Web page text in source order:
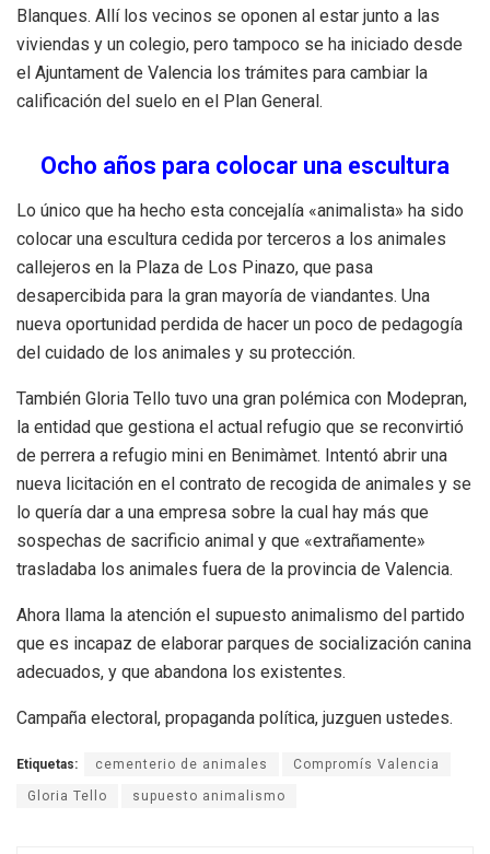
Blanques. Allí los vecinos se oponen al estar junto a las
viviendas y un colegio, pero tampoco se ha iniciado desde
el Ajuntament de Valencia los trámites para cambiar la
calificación del suelo en el Plan General.
Ocho años para colocar una escultura
Lo único que ha hecho esta concejalía «animalista» ha sido
colocar una escultura cedida por terceros a los animales
callejeros en la Plaza de Los Pinazo, que pasa
desapercibida para la gran mayoría de viandantes. Una
nueva oportunidad perdida de hacer un poco de pedagogía
del cuidado de los animales y su protección.
También Gloria Tello tuvo una gran polémica con Modepran,
la entidad que gestiona el actual refugio que se reconvirtió
de perrera a refugio mini en Benimàmet. Intentó abrir una
nueva licitación en el contrato de recogida de animales y se
lo quería dar a una empresa sobre la cual hay más que
sospechas de sacrificio animal y que «extrañamente»
trasladaba los animales fuera de la provincia de Valencia.
Ahora llama la atención el supuesto animalismo del partido
que es incapaz de elaborar parques de socialización canina
adecuados, y que abandona los existentes.
Campaña electoral, propaganda política, juzguen ustedes.
Etiquetas: cementerio de animales Compromís Valencia
Gloria Tello supuesto animalismo